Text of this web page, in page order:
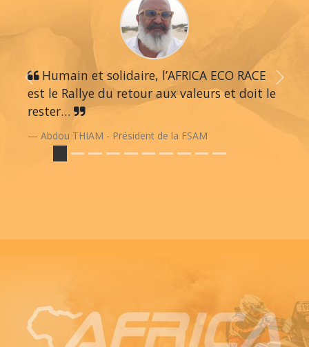
Humain et solidaire, l’AFRICA ECO RACE
est le Rallye du retour aux valeurs et doit le
rester…
Abdou THIAM - Président de la FSAM
Previous Next